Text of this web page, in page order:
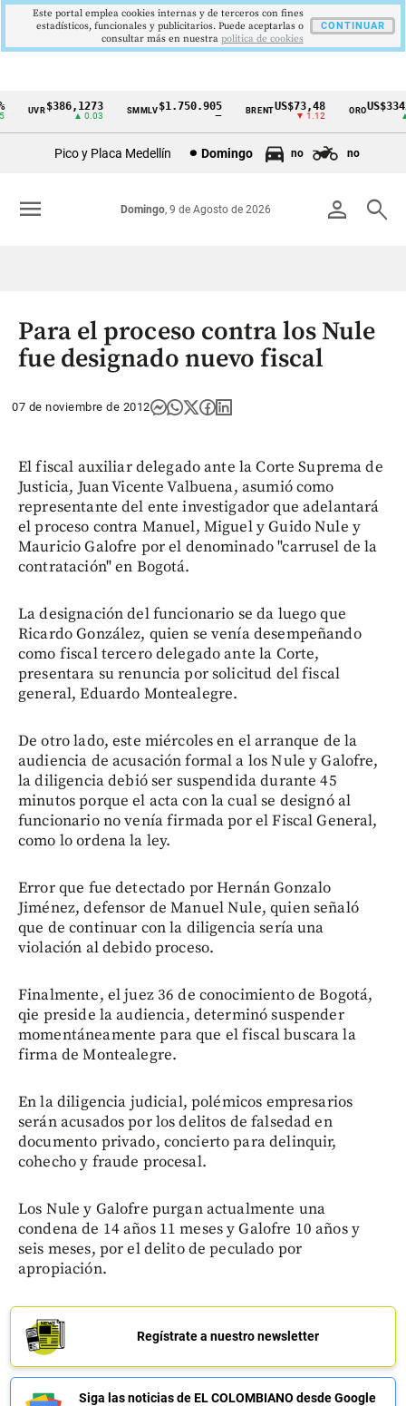
Cintillo
Colombia
UVR$386,1273
▲ 0.03
SMMLV$1.750.905 BRENTUS$73,48
▼ 1.12
ORO
▲
Pico y Placa Medellín Domingo no no
person search
Domingo, 9 de Agosto de 2026
menu
Para el proceso contra los Nule
fue designado nuevo fiscal
07 de noviembre de 2012
El fiscal auxiliar delegado ante la Corte Suprema de
Justicia, Juan Vicente Valbuena, asumió como
representante del ente investigador que adelantará
el proceso contra Manuel, Miguel y Guido Nule y
Mauricio Galofre por el denominado "carrusel de la
contratación" en Bogotá.
La designación del funcionario se da luego que
Ricardo González, quien se venía desempeñando
como fiscal tercero delegado ante la Corte,
presentara su renuncia por solicitud del fiscal
general, Eduardo Montealegre.
De otro lado, este miércoles en el arranque de la
audiencia de acusación formal a los Nule y Galofre,
la diligencia debió ser suspendida durante 45
minutos porque el acta con la cual se designó al
funcionario no venía firmada por el Fiscal General,
como lo ordena la ley.
Error que fue detectado por Hernán Gonzalo
Jiménez, defensor de Manuel Nule, quien señaló
que de continuar con la diligencia sería una
violación al debido proceso.
Finalmente, el juez 36 de conocimiento de Bogotá,
qie preside la audiencia, determinó suspender
momentáneamente para que el fiscal buscara la
firma de Montealegre.
En la diligencia judicial, polémicos empresarios
serán acusados por los delitos de falsedad en
documento privado, concierto para delinquir,
cohecho y fraude procesal.
Los Nule y Galofre purgan actualmente una
condena de 14 años 11 meses y Galofre 10 años y
seis meses, por el delito de peculado por
apropiación.
Regístrate a nuestro newsletter
Siga las noticias de EL COLOMBIANO desde Google
Este portal emplea cookies internas y de terceros con fines
estadísticos, funcionales y publicitarios. Puede aceptarlas o
consultar más en nuestra politica de cookies
CONTINUAR